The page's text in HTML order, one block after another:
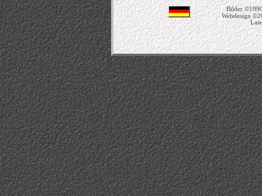
Bilder
Webdesign